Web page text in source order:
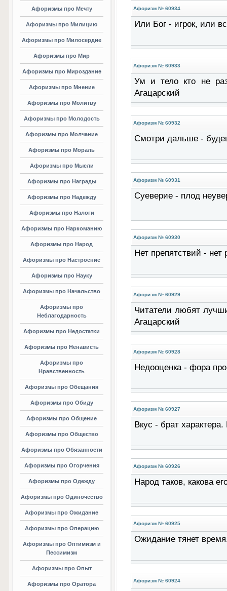
Афоризмы про Мечту
Афоризмы про Милицию
Афоризмы про Милосердие
Афоризмы про Мир
Афоризмы про Мироздание
Афоризмы про Мнение
Афоризмы про Молитву
Афоризмы про Молодость
Афоризмы про Молчание
Афоризмы про Мораль
Афоризмы про Мысли
Афоризмы про Награды
Афоризмы про Надежду
Афоризмы про Налоги
Афоризмы про Наркоманию
Афоризмы про Народ
Афоризмы про Настроение
Афоризмы про Науку
Афоризмы про Начальство
Афоризмы про
Неблагодарность
Афоризмы про Недостатки
Афоризмы про Ненависть
Афоризмы про
Нравственность
Афоризмы про Обещания
Афоризмы про Обиду
Афоризмы про Общение
Афоризмы про Общество
Афоризмы про Обязанности
Афоризмы про Огорчения
Афоризмы про Одежду
Афоризмы про Одиночество
Афоризмы про Ожидание
Афоризмы про Операцию
Афоризмы про Оптимизм и
Пессимизм
Афоризмы про Опыт
Афоризмы про Оратора
Афоризм № 60934
Или Бог - игрок, или
Афоризм № 60933
Ум и тело кто не
Агацарский
Афоризм № 60932
Смотри дальше -
Афоризм № 60931
Суеверие - плод
Афоризм № 60930
Нет препятствий - нет
Афоризм № 60929
Читатели любят
Агацарский
Афоризм № 60928
Недооценка - фора
Афоризм № 60927
Вкус - брат
Афоризм № 60926
Народ таков, какова
Афоризм № 60925
Ожидание тянет
Афоризм № 60924